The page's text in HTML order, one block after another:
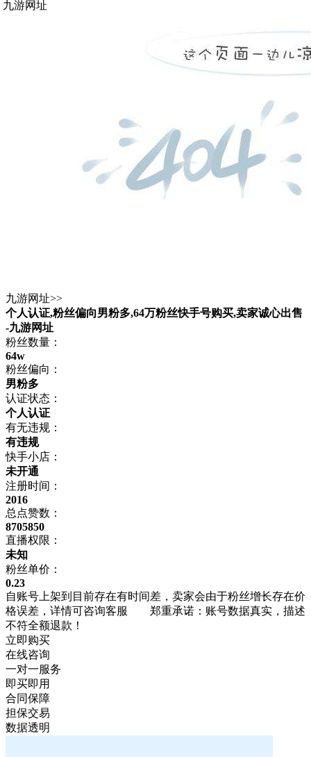
九游网址
九游网址>>
个人认证,粉丝偏向男粉多,64万粉丝快手号购买,卖家诚心出售
-九游网址
粉丝数量：
64w
粉丝偏向：
男粉多
认证状态：
个人认证
有无违规：
有违规
快手小店：
未开通
注册时间：
2016
总点赞数：
8705850
直播权限：
未知
粉丝单价：
0.23
自账号上架到目前存在有时间差，卖家会由于粉丝增长存在价
格误差，详情可咨询客服 郑重承诺：账号数据真实，描述
不符全额退款！
立即购买
在线咨询
一对一服务
即买即用
合同保障
担保交易
数据透明